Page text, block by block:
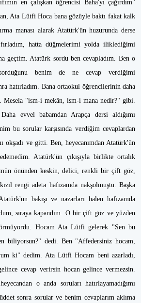
en çalışkan öğrencisi Baha'yı çağırdım"
Ata Lütfi Hoca bana gözüyle baktı fakat kalk
manası alarak Atatürk'ün huzurunda derse
fırladım, hatta düğmelerimi yolda iliklediğimi
geçtim. Atatürk sordu ben cevapladım. Ben o
benim de ne cevap verdiğimi
hatırladım. Bana ortaokul öğrencilerinin daha
Mesela "ism-i mekân, ism-i mana nedir?" gibi.
evvel babamdan Arapça dersi aldığımı
bu sorular karşısında verdiğim cevaplardan
okşadı ve gitti. Ben, heyecanımdan Atatürk'ün
Atatürk'ün çıkışıyla birlikte ortalık
önünden keskin, delici, renkli bir çift göz,
rengi adeta hafızamda nakşolmuştu. Başka
bakışı ve nazarları halen hafızamda
sıraya kapandım. O bir çift göz ve yüzden
Hocam Ata Lütfi gelerek "Sen bu
biliyorsun?" dedi. Ben "Affedersiniz hocam,
ki" dedim. Ata Lütfi Hocam beni azarladı,
cevap verirsin hocan gelince vermezsin.
o anda soruları hatırlayamadığımı
sonra sorular ve benim cevaplarım aklıma